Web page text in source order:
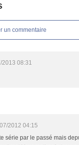
un commentaire
2013 08:31
2012 04:15
série par le passé mais